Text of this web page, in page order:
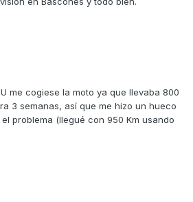
me cogiese la moto ya que llevaba 800
3 semanas, así que me hizo un hueco
problema (llegué con 950 Km usando